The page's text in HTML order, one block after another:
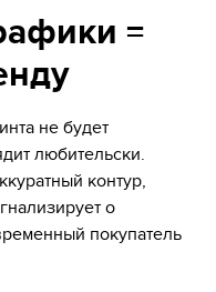
=
не будет
любительски.
контур,
о
покупатель